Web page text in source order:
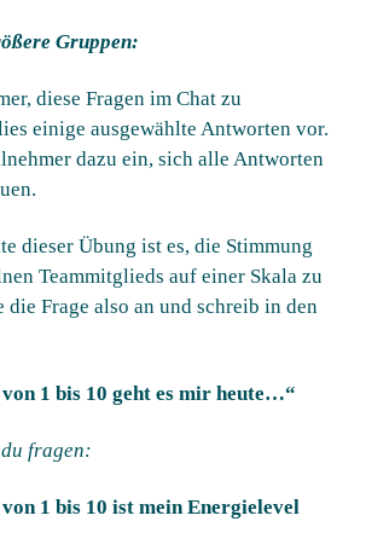
Gruppen:
diese Fragen im Chat zu
einige ausgewählte Antworten vor.
dazu ein, sich alle Antworten
dieser Übung ist es, die Stimmung
Teammitglieds auf einer Skala zu
Frage also an und schreib in den
1 bis 10 geht es mir heute…“
fragen:
1 bis 10 ist mein Energielevel